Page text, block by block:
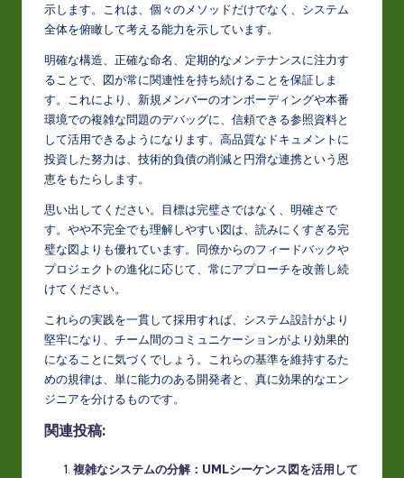
示します。これは、個々のメソッドだけでなく、システム
全体を俯瞰して考える能力を示しています。
明確な構造、正確な命名、定期的なメンテナンスに注力す
ることで、図が常に関連性を持ち続けることを保証しま
す。これにより、新規メンバーのオンボーディングや本番
環境での複雑な問題のデバッグに、信頼できる参照資料と
して活用できるようになります。高品質なドキュメントに
投資した努力は、技術的負債の削減と円滑な連携という恩
恵をもたらします。
思い出してください。目標は完璧さではなく、明確さで
す。やや不完全でも理解しやすい図は、読みにくすぎる完
璧な図よりも優れています。同僚からのフィードバックや
プロジェクトの進化に応じて、常にアプローチを改善し続
けてください。
これらの実践を一貫して採用すれば、システム設計がより
堅牢になり、チーム間のコミュニケーションがより効果的
になることに気づくでしょう。これらの基準を維持するた
めの規律は、単に能力のある開発者と、真に効果的なエン
ジニアを分けるものです。
関連投稿:
複雑なシステムの分解：UMLシーケンス図を活用して